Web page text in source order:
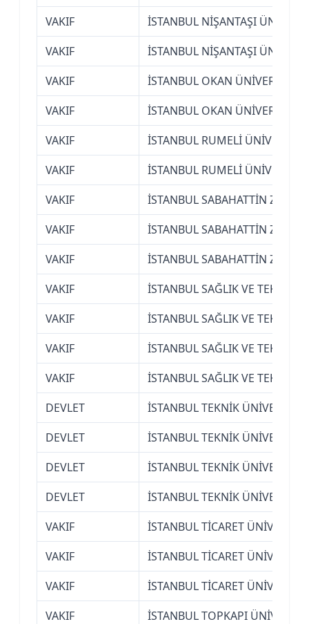
VAKIF
İSTANBUL NİŞANTAŞI
VAKIF
İSTANBUL NİŞANTAŞI
VAKIF
İSTANBUL OKAN ÜNİVERSİTESİ
VAKIF
İSTANBUL OKAN ÜNİVERSİTESİ
VAKIF
İSTANBUL RUMELİ
VAKIF
İSTANBUL RUMELİ
VAKIF
İSTANBUL SABAHATTİN ZAİM
VAKIF
İSTANBUL SABAHATTİN ZAİM
VAKIF
İSTANBUL SABAHATTİN ZAİM
VAKIF
İSTANBUL SAĞLIK VE
VAKIF
İSTANBUL SAĞLIK VE
VAKIF
İSTANBUL SAĞLIK VE
VAKIF
İSTANBUL SAĞLIK VE
DEVLET
İSTANBUL TEKNİK
DEVLET
İSTANBUL TEKNİK
DEVLET
İSTANBUL TEKNİK
DEVLET
İSTANBUL TEKNİK
VAKIF
İSTANBUL TİCARET
VAKIF
İSTANBUL TİCARET
VAKIF
İSTANBUL TİCARET
VAKIF
İSTANBUL TOPKAPI